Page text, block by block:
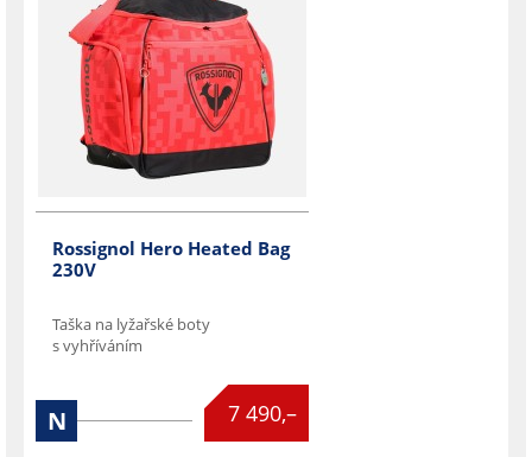
Rossignol Hero Heated Bag
230V
Taška na lyžařské boty
s vyhříváním
N

7 490,–